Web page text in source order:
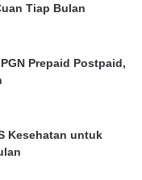
Tiap Bulan
Prepaid Postpaid,
Kesehatan untuk